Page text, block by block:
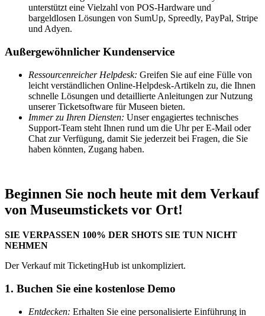
unterstützt eine Vielzahl von POS-Hardware und
bargeldlosen Lösungen von SumUp, Spreedly, PayPal, Stripe
und Adyen.
Außergewöhnlicher Kundenservice
Ressourcenreicher Helpdesk: Greifen Sie auf eine Fülle von
leicht verständlichen Online-Helpdesk-Artikeln zu, die Ihnen
schnelle Lösungen und detaillierte Anleitungen zur Nutzung
unserer Ticketsoftware für Museen bieten.
Immer zu Ihren Diensten: Unser engagiertes technisches
Support-Team steht Ihnen rund um die Uhr per E-Mail oder
Chat zur Verfügung, damit Sie jederzeit bei Fragen, die Sie
haben könnten, Zugang haben.
Beginnen Sie noch heute mit dem Verkauf
von Museumstickets vor Ort!
SIE VERPASSEN 100% DER SHOTS SIE TUN NICHT
NEHMEN
Der Verkauf mit TicketingHub ist unkompliziert.
1. Buchen Sie eine kostenlose Demo
Entdecken: Erhalten Sie eine personalisierte Einführung in